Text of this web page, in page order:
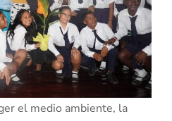
el medio ambiente, la